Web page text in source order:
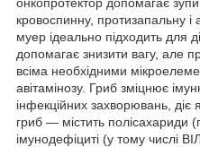
кровоспинну, протизапальну і
муер ідеально підходить для
допомагає знизити вагу, але
всіма необхідними
авітамінозу. Гриб зміцнює
інфекційних захворювань, діє
гриб — містить полісахариди
імунодефіциті (у тому числі